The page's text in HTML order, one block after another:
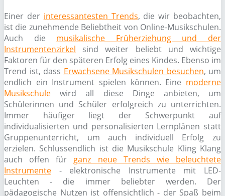
Einer der interessantesten Trends, die wir beobachten,
ist die zunehmende Beliebtheit von Online-Musikschulen.
Auch die musikalische Früherziehung und der
Instrumentenzirkel sind weiter beliebt und wichtige
Faktoren für den späteren Erfolg eines Kindes. Ebenso im
Trend ist, dass Erwachsene Musikschulen besuchen, um
endlich ein Instrument spielen können. Eine moderne
Musikschule wird all diese Dinge anbieten, um
Schülerinnen und Schüler erfolgreich zu unterrichten.
Immer häufiger liegt der Schwerpunkt auf
individualisierten und personalisierten Lernplänen statt
Gruppenunterricht, um auch individuell Erfolg zu
erzielen. Schlussendlich ist die Musikschule Kling Klang
auch offen für ganz neue Trends wie beleuchtete
Instrumente - elektronische Instrumente mit LED-
Leuchten - die immer beliebter werden. Der
pädagogische Nutzen ist offensichtlich - der Spaß beim